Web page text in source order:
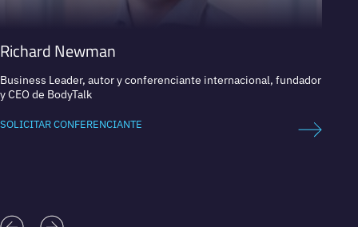
Richard Newman
Business Leader, autor y conferenciante internacional, fundador
y CEO de BodyTalk
SOLICITAR CONFERENCIANTE